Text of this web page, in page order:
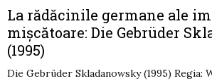
La rădăcinile germane ale
mișcătoare: Die Gebrüder
(1995)
Die Gebrüder Skladanowsky (1995) Regia: